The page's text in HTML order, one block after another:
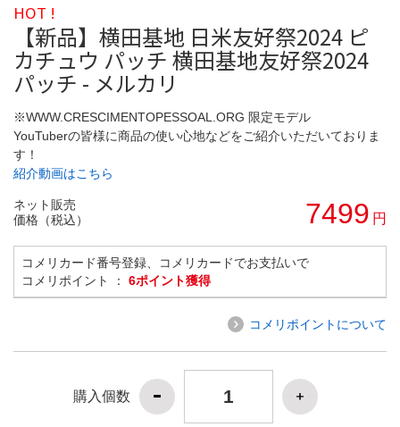
HOT !
【新品】横田基地 日米友好祭2024 ピ
カチュウ パッチ 横田基地友好祭2024
パッチ - メルカリ
※WWW.CRESCIMENTOPESSOAL.ORG 限定モデル
YouTuberの皆様に商品の使い心地などをご紹介いただいておりま
す！
紹介動画はこちら
ネット販売
価格（税込）
7499 円
コメリカード番号登録、コメリカードでお支払いで
コメリポイント ： 6ポイント獲得
コメリポイントについて
購入個数